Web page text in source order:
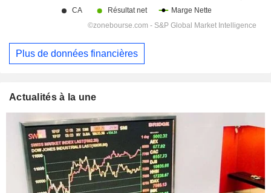
Plus de données financières
Actualités à la une